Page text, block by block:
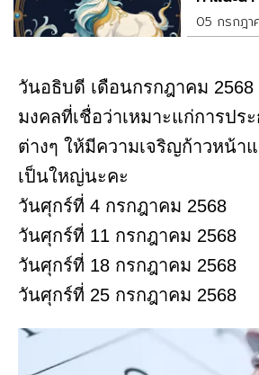
05 กรกฎา
วันอธิบดี เดือนกรกฎาคม
มงคลที่เชื่อว่าเหมาะแก่การปร
ต่างๆ ให้มีความเจริญก้าวหน้า
เป็นใหญ่นะคะ
วันศุกร์ที่ 4 กรกฎาคม 2568
วันศุกร์ที่ 11 กรกฎาคม 2568
วันศุกร์ที่ 18 กรกฎาคม 2568
วันศุกร์ที่ 25 กรกฎาคม 2568